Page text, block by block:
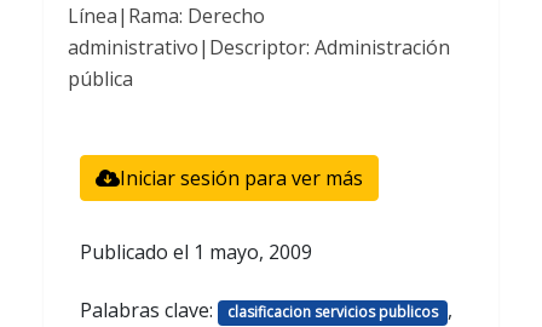
Línea|Rama: Derecho
administrativo|Descriptor: Administración
pública
Iniciar sesión para ver más
Publicado el 1 mayo, 2009
Palabras clave: clasificacion servicios publicos ,